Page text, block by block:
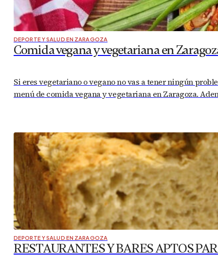
DEPORTE Y SALUD EN ZARAGOZA
Comida vegana y vegetariana en
Si eres vegetariano o vegano no vas a tener ningún
menú de comida vegana y vegetariana en Zaragoza.
DEPORTE Y SALUD EN ZARAGOZA
RESTAURANTES Y BARES APTOS